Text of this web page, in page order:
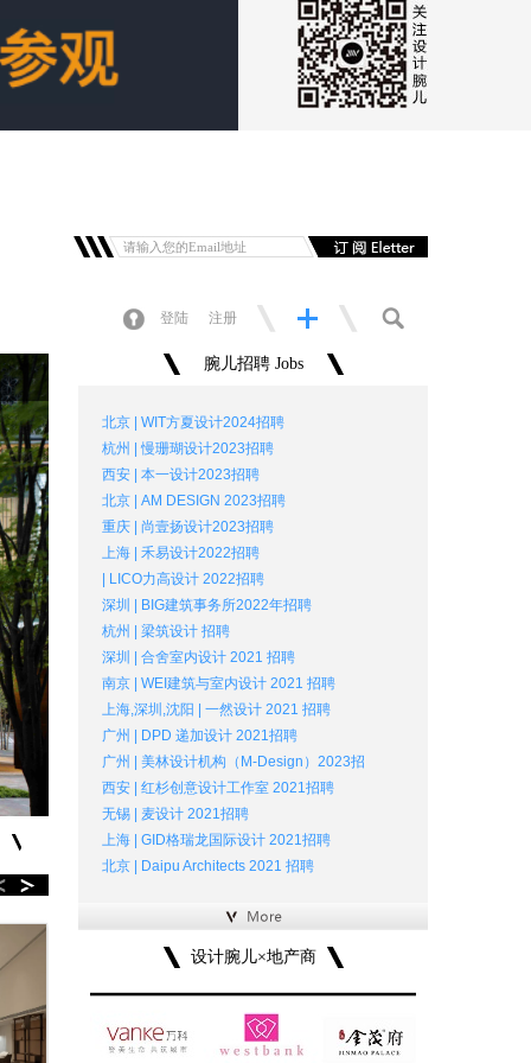
登陆 注册
腕儿招聘 Jobs
北京 | WIT方夏设计2024招聘
杭州 | 慢珊瑚设计2023招聘
西安 | 本一设计2023招聘
北京 | AM DESIGN 2023招聘
重庆 | 尚壹扬设计2023招聘
上海 | 禾易设计2022招聘
| LICO力高设计 2022招聘
深圳 | BIG建筑事务所2022年招聘
杭州 | 梁筑设计 招聘
深圳 | 合舍室内设计 2021 招聘
南京 | WEI建筑与室内设计 2021 招聘
上海,深圳,沈阳 | 一然设计 2021 招聘
广州 | DPD 递加设计 2021招聘
广州 | 美林设计机构（M-Design）2023招
西安 | 红杉创意设计工作室 2021招聘
无锡 | 麦设计 2021招聘
上海 | GID格瑞龙国际设计 2021招聘
北京 | Daipu Architects 2021 招聘
设计腕儿×地产商